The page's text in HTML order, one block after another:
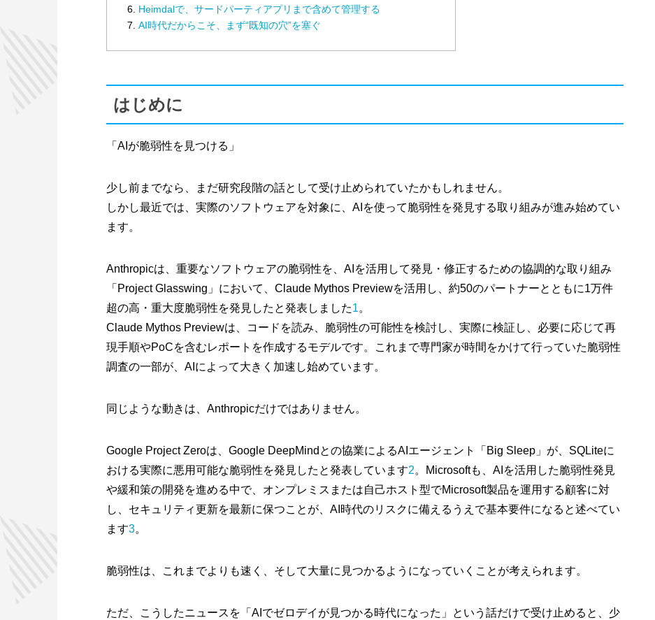
Heimdalで、サードパーティアプリまで含めて管理する
AI時代だからこそ、まず“既知の穴”を塞ぐ
はじめに
「AIが脆弱性を見つける」
少し前までなら、まだ研究段階の話として受け止められていたかもしれません。
しかし最近では、実際のソフトウェアを対象に、AIを使って脆弱性を発見する取り組みが進み始めてい
ます。
Anthropicは、重要なソフトウェアの脆弱性を、AIを活用して発見・修正するための協調的な取り組み
「Project Glasswing」において、Claude Mythos Previewを活用し、約50のパートナーとともに1万件
超の高・重大度脆弱性を発見したと発表しました1。
Claude Mythos Previewは、コードを読み、脆弱性の可能性を検討し、実際に検証し、必要に応じて再
現手順やPoCを含むレポートを作成するモデルです。これまで専門家が時間をかけて行っていた脆弱性
調査の一部が、AIによって大きく加速し始めています。
同じような動きは、Anthropicだけではありません。
Google Project Zeroは、Google DeepMindとの協業によるAIエージェント「Big Sleep」が、SQLiteに
おける実際に悪用可能な脆弱性を発見したと発表しています2。Microsoftも、AIを活用した脆弱性発見
や緩和策の開発を進める中で、オンプレミスまたは自己ホスト型でMicrosoft製品を運用する顧客に対
し、セキュリティ更新を最新に保つことが、AI時代のリスクに備えるうえで基本要件になると述べてい
ます3。
脆弱性は、これまでよりも速く、そして大量に見つかるようになっていくことが考えられます。
ただ、こうしたニュースを「AIでゼロデイが見つかる時代になった」という話だけで受け止めると、少